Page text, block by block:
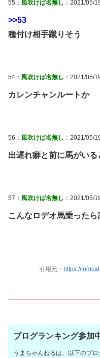
55： 風吹けば名無し ：2021/05/
>>53
種付け相手蹴りそう
54： 風吹けば名無し ：2021/05/
カレンチャンルートか
56： 風吹けば名無し ：2021/05/
出遅れ癖と前に馬がい
57： 風吹けば名無し ：2021/05/
こんなロデオ馬乗った
引用元： https://
ブログランキング参加
うまちゃんねるは、以下のブ